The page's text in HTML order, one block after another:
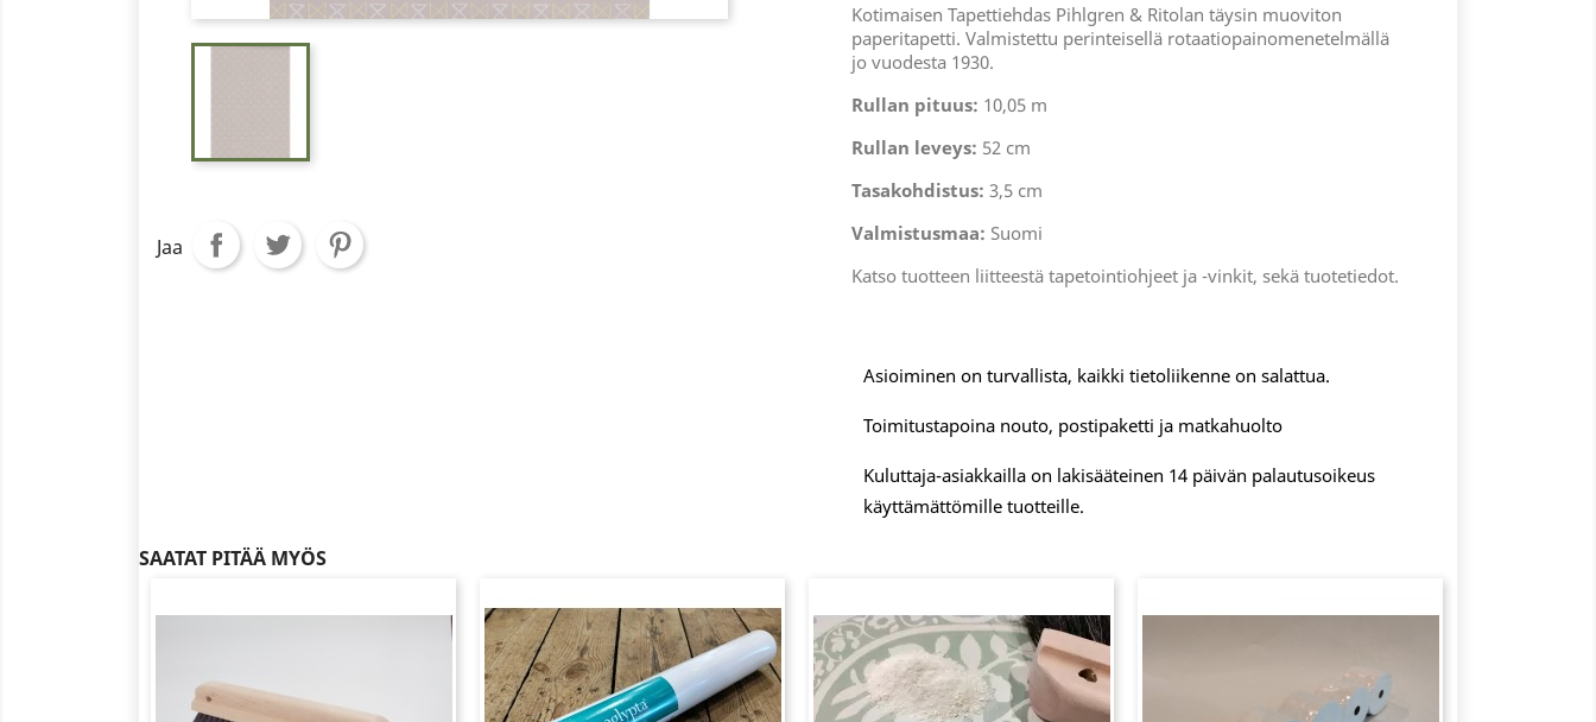
Jaa
Kotimaisen Tapettiehdas Pihlgren & Ritolan täysin muoviton
paperitapetti. Valmistettu perinteisellä rotaatiopainomenetelmällä
jo vuodesta 1930.
Rullan pituus: 10,05 m
Rullan leveys: 52 cm
Tasakohdistus: 3,5 cm
Valmistusmaa: Suomi
Katso tuotteen liitteestä tapetointiohjeet ja -vinkit, sekä tuotetiedot.
Asioiminen on turvallista, kaikki tietoliikenne on salattua.
Toimitustapoina nouto, postipaketti ja matkahuolto
Kuluttaja-asiakkailla on lakisääteinen 14 päivän palautusoikeus
käyttämättömille tuotteille.
SAATAT PITÄÄ MYÖS